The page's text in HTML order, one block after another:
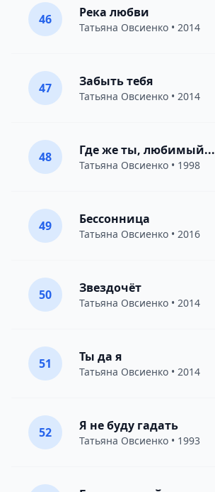
46 Река любви
Татьяна Овсиенко • 2014
47 Забыть тебя
Татьяна Овсиенко • 2014
48 Где же ты, любимый...
Татьяна Овсиенко • 1998
49 Бессонница
Татьяна Овсиенко • 2016
50 Звездочёт
Татьяна Овсиенко • 2014
51 Ты да я
Татьяна Овсиенко • 2014
52 Я не буду гадать
Татьяна Овсиенко • 1993